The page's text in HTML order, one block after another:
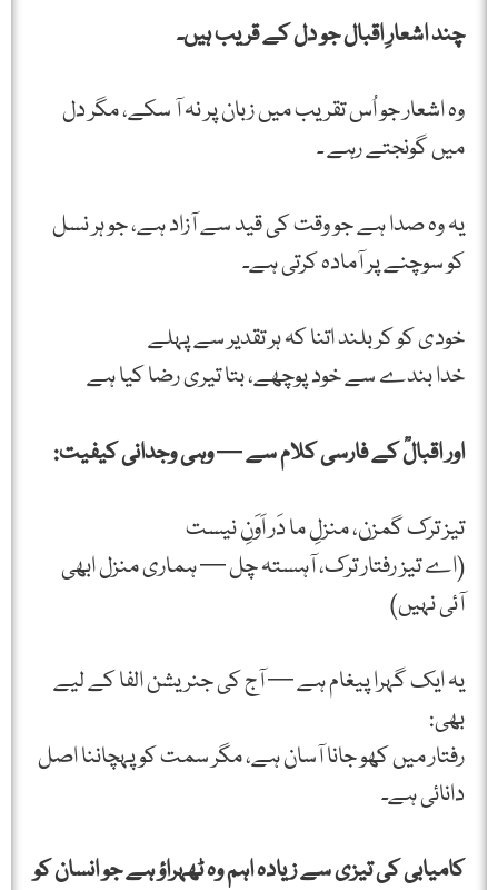
چند اشعارِ اقبال جو دل کے قریب ہیں۔
وہ اشعار جو اُس تقریب میں زبان پر نہ آ سکے، مگر دل
میں گونجتے رہے ۔
یہ وہ صدا ہے جو وقت کی قید سے آزاد ہے، جو ہر نسل
کو سوچنے پر آمادہ کرتی ہے۔
خودی کو کر بلند اتنا کہ ہر تقدیر سے پہلے
خدا بندے سے خود پوچھے، بتا تیری رضا کیا ہے
اور اقبالؒ کے فارسی کلام سے — وہی وجدانی کیفیت:
تیز ترک گمزن، منزلِ ما دَر اَوَنِ نیست
(اے تیز رفتار ترک، آہستہ چل — ہماری منزل ابھی
آئی نہیں)
یہ ایک گہرا پیغام ہے — آج کی جنریشن الفا کے لیے
بھی:
رفتار میں کھو جانا آسان ہے، مگر سمت کو پہچاننا اصل
دانائی ہے۔
کامیابی کی تیزی سے زیادہ اہم وہ ٹھہراؤ ہے جو انسان کو